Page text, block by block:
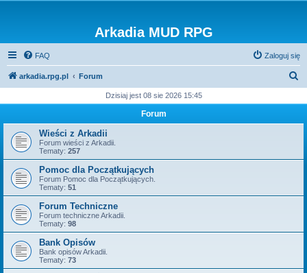
Arkadia MUD RPG
FAQ Zaloguj się
arkadia.rpg.pl Forum
k
j
Dzisiaj jest 08 sie 2026 15:45
Forum
Wieści z Arkadii
Forum wieści z Arkadii.
Tematy: 257
Pomoc dla Początkujących
Forum Pomoc dla Początkujących.
Tematy: 51
Forum Techniczne
Forum techniczne Arkadii.
Tematy: 98
Bank Opisów
Bank opisów Arkadii.
Tematy: 73